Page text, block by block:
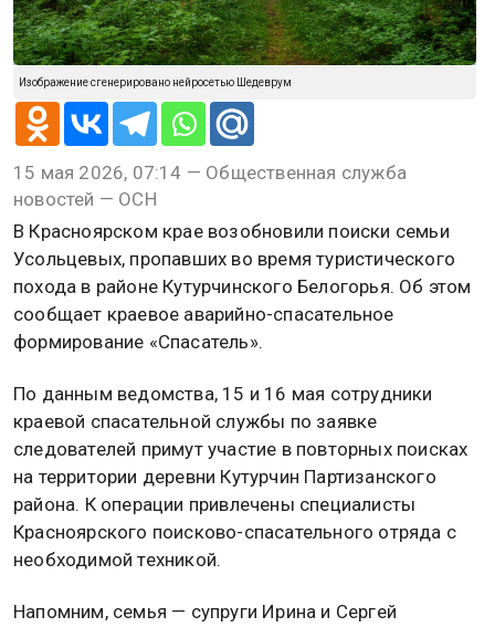
Изображение сгенерировано нейросетью Шедеврум
15 мая 2026, 07:14 — Общественная служба
новостей — ОСН
В Красноярском крае возобновили поиски семьи
Усольцевых, пропавших во время туристического
похода в районе Кутурчинского Белогорья. Об этом
сообщает краевое аварийно-спасательное
формирование «Спасатель».
По данным ведомства, 15 и 16 мая сотрудники
краевой спасательной службы по заявке
следователей примут участие в повторных поисках
на территории деревни Кутурчин Партизанского
района. К операции привлечены специалисты
Красноярского поисково-спасательного отряда с
необходимой техникой.
Напомним, семья — супруги Ирина и Сергей